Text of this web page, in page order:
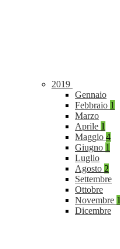
2019
Gennaio
Febbraio 1
Marzo
Aprile 1
Maggio 4
Giugno 1
Luglio
Agosto 2
Settembre
Ottobre
Novembre 1
Dicembre